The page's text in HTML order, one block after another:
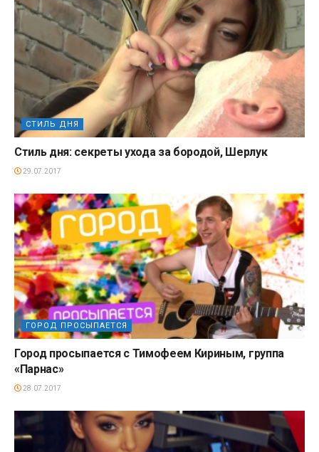
СТИЛЬ ДНЯ
Стиль дня: секреты ухода за бородой, Шерлук
29.07.2017
ГОРОД ПРОСЫПАЕТСЯ
Город просыпается с Тимофеем Кириным, группа
«Парнас»
28.07.2017